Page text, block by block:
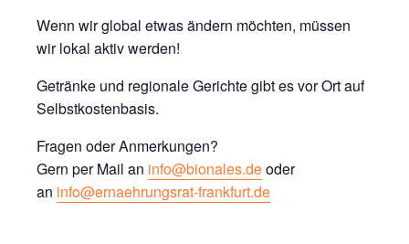
Wenn wir global etwas ändern möchten, müssen
wir lokal aktiv werden!
Getränke und regionale Gerichte gibt es vor Ort auf
Selbstkostenbasis.
Fragen oder Anmerkungen?
Gern per Mail an info@bionales.deoder
an info@ernaehrungsrat-frankfurt.de